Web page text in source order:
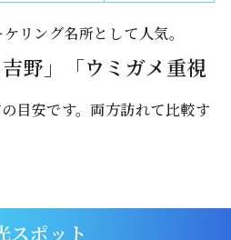
リング名所として人気。
吉野」「ウミガメ重視
目安です。両方訪れて比較す
スポット